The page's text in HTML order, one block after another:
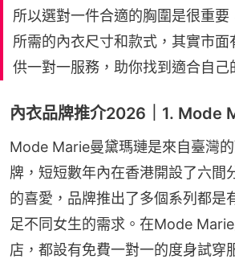
所以選對一件合適的胸圍是很重
所需的內衣尺寸和款式，其實市面
供一對一服務，助你找到適合自己
內衣品牌推介2026｜1. Mode
Mode Marie曼黛瑪璉是來自臺灣
牌，短短數年內在香港開設了六間
的喜愛，品牌推出了多個系列都是
足不同女生的需求。在Mode
店，都設有免費一對一的度身試穿